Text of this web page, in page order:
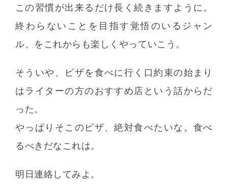
この習慣が出来るだけ長く続きますように。
終わらないことを目指す覚悟のいるジャン
ル、をこれからも楽しくやっていこう。
そういや、ピザを食べに行く口約束の始まり
はライターの方のおすすめ店という話からだ
った。
やっぱりそこのピザ、絶対食べたいな。食べ
るべきだなこれは。
明日連絡してみよ。